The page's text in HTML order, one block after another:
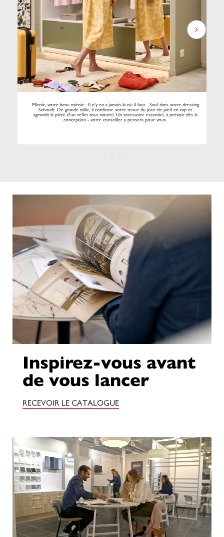
Miroir, votre beau miroir : Il n'y en a jamais là où il faut... Sauf dans votre dressing
Schmidt. De grande taille, il confirme votre tenue du jour de pied en cap et
agrandit la pièce d'un reflet tout naturel. Un accessoire essentiel, à prévoir dès la
conception - votre conseiller y pensera pour vous.
Inspirez-vous avant
de vous lancer
RECEVOIR LE CATALOGUE